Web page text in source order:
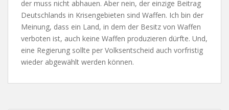
der muss nicht abhauen. Aber nein, der einzige Beitrag
Deutschlands in Krisengebieten sind Waffen. Ich bin der
Meinung, dass ein Land, in dem der Besitz von Waffen
verboten ist, auch keine Waffen produzieren dürfte. Und,
eine Regierung sollte per Volksentscheid auch vorfristig
wieder abgewählt werden können.